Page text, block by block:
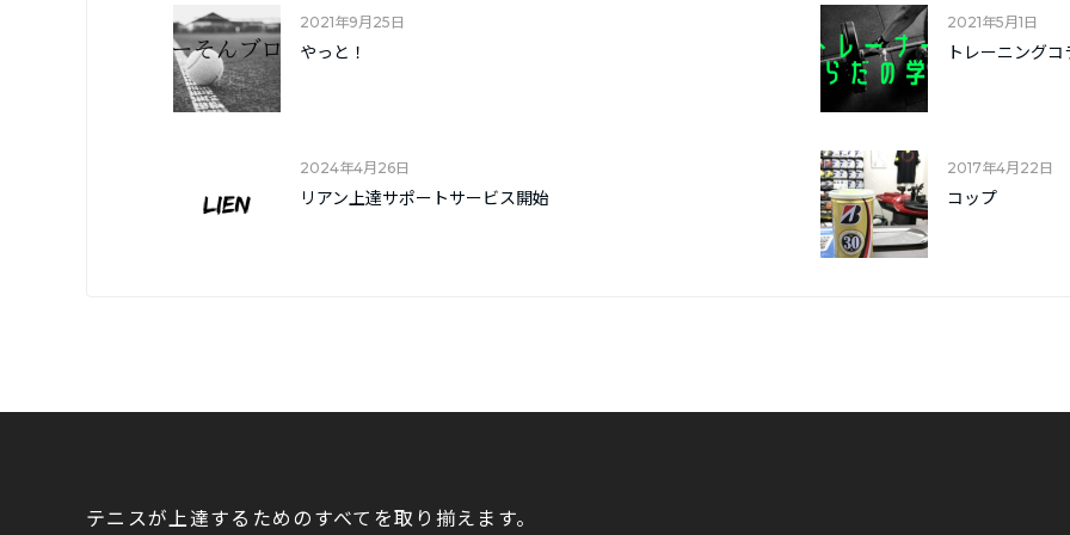
2021年9月25日
やっと！
2021年5月1日
トレーニングコ
2024年4月26日
リアン上達サポートサービス開始
2017年4月22日
コップ
テニスが上達するためのすべてを取り揃えます。